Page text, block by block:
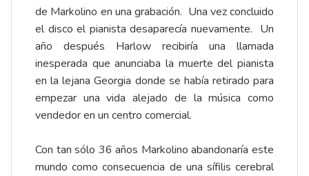
de Markolino en una grabación. Una vez concluido
el disco el pianista desaparecía nuevamente. Un
año después Harlow recibiría una llamada
inesperada que anunciaba la muerte del pianista
en la lejana Georgia donde se había retirado para
empezar una vida alejado de la música como
vendedor en un centro comercial.
Con tan sólo 36 años Markolino abandonaría este
mundo como consecuencia de una sífilis cerebral